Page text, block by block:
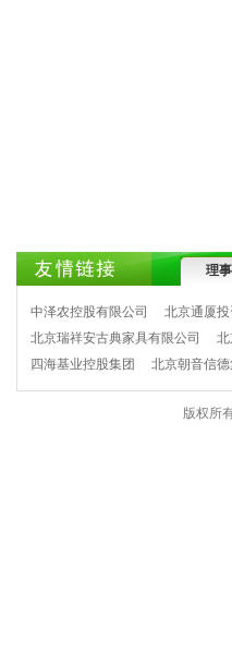
理
中泽农控股有限公司 北京通厦
北京瑞祥安古典家具有限公司
北
四海基业控股集团
北京朝音信德
版权所